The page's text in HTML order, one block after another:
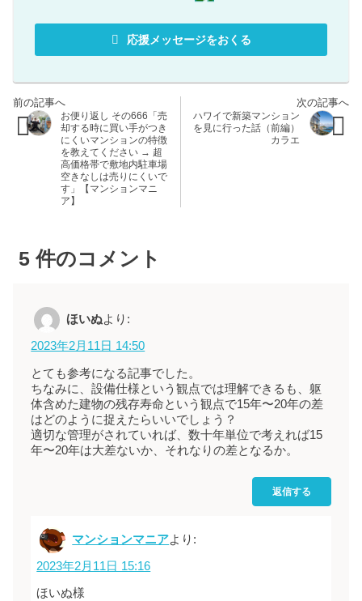
応援メッセージをおくる
お便り返し その666「売
却する時に買い手がつき
にくいマンションの特徴
を教えてください → 超
高価格帯で敷地内駐車場
空きなしは売りにくいで
す」【マンションマニ
ア】
ハワイで新築マンション
を見に行った話（前編）
カラエ
5 件のコメント
ほいぬより:
2023年2月11日 14:50
とても参考になる記事でした。
ちなみに、設備仕様という観点では理解できるも、躯
体含めた建物の残存寿命という観点で15年〜20年の差
はどのように捉えたらいいでしょう？
適切な管理がされていれば、数十年単位で考えれば15
年〜20年は大差ないか、それなりの差となるか。
返信する
マンションマニアより:
2023年2月11日 15:16
ほいぬ様